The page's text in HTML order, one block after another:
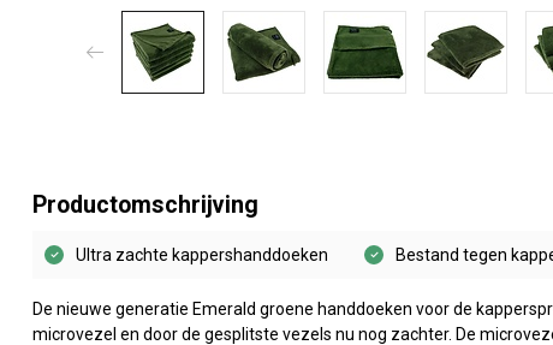
Productomschrijving
Ultra zachte kappershanddoeken Bestand tegen
De nieuwe generatie Emerald groene handdoeken voor de
microvezel en door de gesplitste vezels nu nog zachter. De